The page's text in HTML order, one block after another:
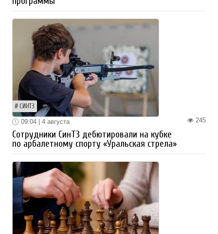
СИНТЗ
245
09:04 | 4 августа
Сотрудники СинТЗ дебютировали на кубке
по арбалетному спорту «Уральская стрела»